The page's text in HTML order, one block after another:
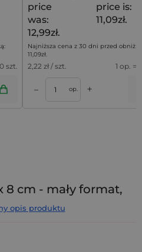
szt.
price
was:
12,99zł.
price is:
11,09zł.
Najniższa cena z 30 dni przed
11,09zł.
2,22 zł / szt. 1 op. =
– op. +
cm - mały format,
opis produktu